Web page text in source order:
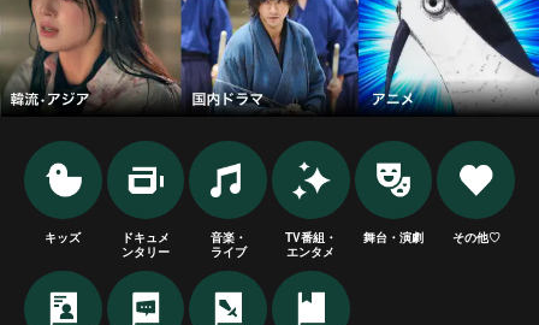
キッズ
ドキュメ
ンタリー
音楽・
ライブ
TV番組・
エンタメ
舞台・演劇 その他♡